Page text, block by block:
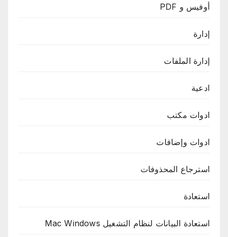
أوفيس و PDF
إدارة
إدارة الملفات
ادعية
ادوات مكتب
ادوات وإضافات
استرجاع المحذوفات
استعادة
استعادة البيانات لنظام التشغيل Mac Windows